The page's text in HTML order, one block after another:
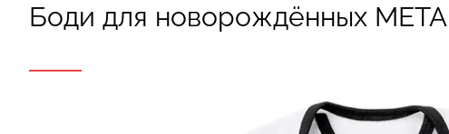
Боди для новорождённых